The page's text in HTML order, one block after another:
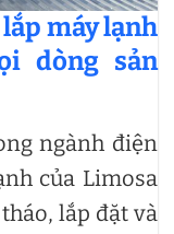
máy lạnh
dòng sản
ngành điện
của Limosa
lắp đặt và